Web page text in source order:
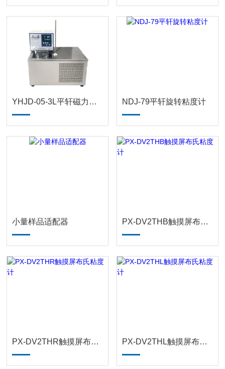
YHJD-05-3L平轩磁力搅拌恒温槽 NDJ-79平轩旋转粘度计
小量样品适配器 PX-DV2THB触摸屏布氏粘度计
PX-DV2THR触摸屏布氏粘度计 PX-DV2THL触摸屏布氏粘度计